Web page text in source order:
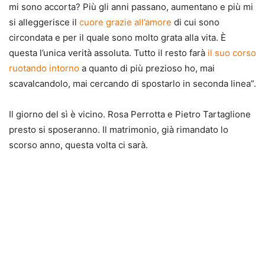
mi sono accorta? Più gli anni passano, aumentano e più mi
si alleggerisce il cuore grazie all’amore di cui sono
circondata e per il quale sono molto grata alla vita. È
questa l’unica verità assoluta. Tutto il resto farà il suo corso
ruotando intorno a quanto di più prezioso ho, mai
scavalcandolo, mai cercando di spostarlo in seconda linea”.
Il giorno del sì è vicino. Rosa Perrotta e Pietro Tartaglione
presto si sposeranno. Il matrimonio, già rimandato lo
scorso anno, questa volta ci sarà.